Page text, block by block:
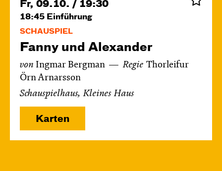
Fr, 09.10. / 19:30
18:45 Einführung
SCHAUSPIEL
Fanny und Alexander
von Ingmar Bergman Regie Thorleifur
Örn Arnarsson
Schauspielhaus, Kleines Haus
Karten